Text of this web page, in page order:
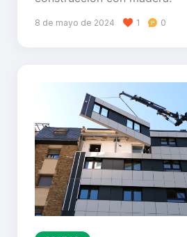
8 de mayo de 2024 1 0